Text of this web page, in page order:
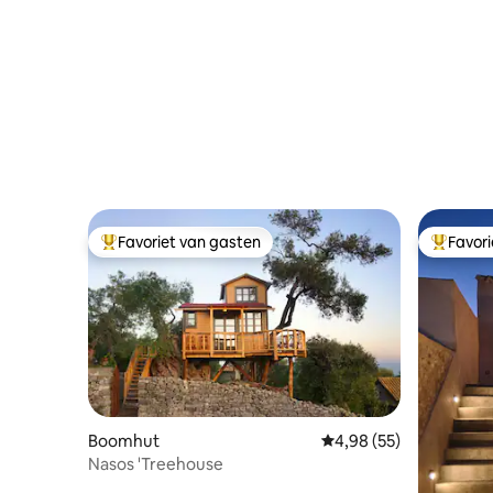
Topfavoriet van gasten
Favoriet van gasten
Boomhut Gemiddelde
4,98 (55)
Nasos 'Treehouse